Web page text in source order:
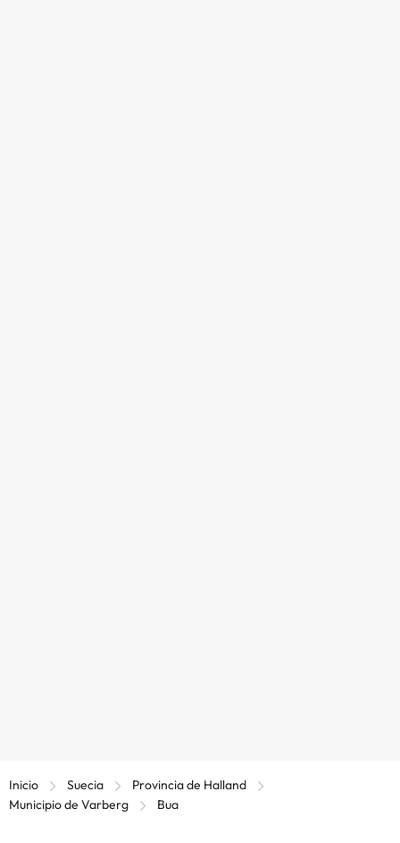
Inicio Suecia
Provincia de Halland
Municipio de Varberg
Bua